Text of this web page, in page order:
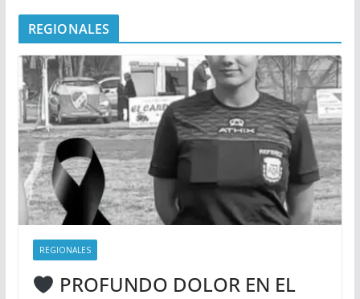
REGIONALES
REGIONALES
PROFUNDO DOLOR EN EL